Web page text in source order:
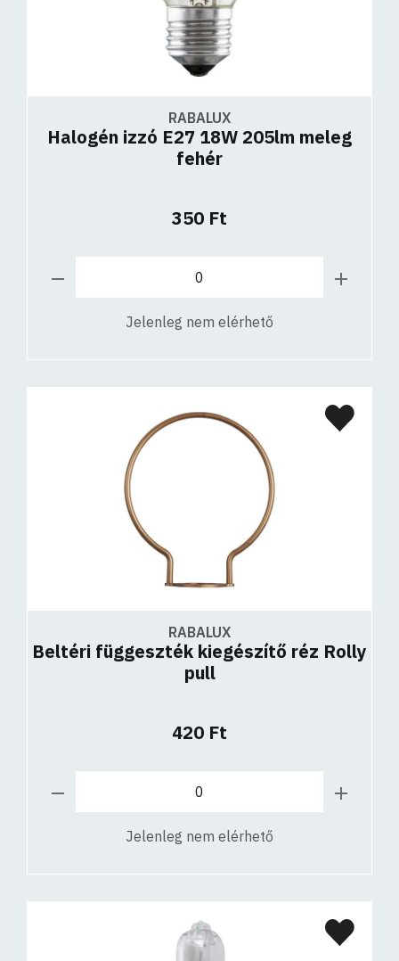
RABALUX
Halogén izzó E27 18W 205lm meleg
fehér
350 Ft
Jelenleg nem elérhető
RABALUX
Beltéri függeszték kiegészítő réz Rolly
pull
420 Ft
Jelenleg nem elérhető